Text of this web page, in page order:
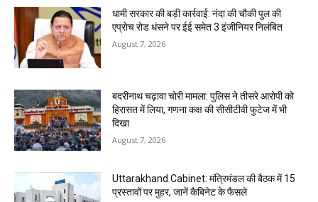
धामी सरकार की बड़ी कार्रवाई: नंदा की चौकी पुल की
एप्राेच रोड धंसने पर ईई समेत 3 इंजीनियर निलंबित
August 7, 2026
बदरीनाथ चढ़ावा चोरी मामला: पुलिस ने तीसरे आरोपी को
हिरासत में लिया, गणना कक्ष की सीसीटीवी फुटेज में भी
दिखा
August 7, 2026
Uttarakhand Cabinet: मंत्रिमंडल की बैठक में 15
प्रस्तावों पर मुहर, जानें कैबिनेट के फैसले